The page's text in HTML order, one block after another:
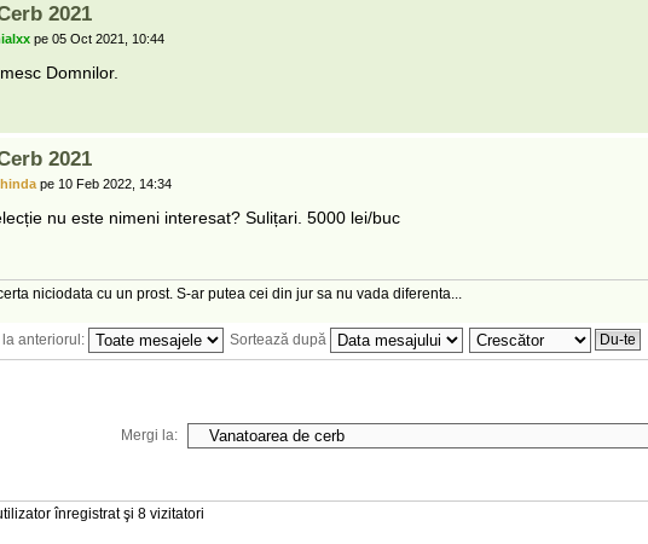
2021
pe 05 Oct 2021, 10:44
Domnilor.
2021
pe 10 Feb 2022, 14:34
nu este nimeni interesat? Sulițari. 5000 lei/buc
niciodata cu un prost. S-ar putea cei din jur sa nu vada diferenta...
anteriorul: Sortează după
Mergi la:
înregistrat şi 8 vizitatori